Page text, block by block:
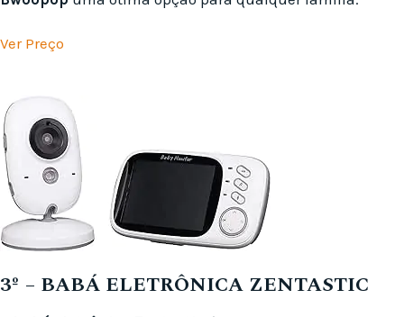
Ver Preço
3º – BABÁ ELETRÔNICA ‎ZENTASTIC